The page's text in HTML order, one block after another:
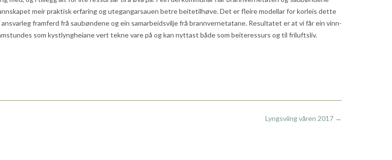
meir praktisk erfaring og utegangarsauen betre beitetilhøve. Det er fleire modellar for korleis dette
framferd frå saubøndene og ein samarbeidsvilje frå brannvernetatane. Resultatet er at vi får ein vinn-
som kystlyngheiane vert tekne vare på og kan nyttast både som beiteressurs og til friluftsliv.
Lyngsviing våren 2017 →